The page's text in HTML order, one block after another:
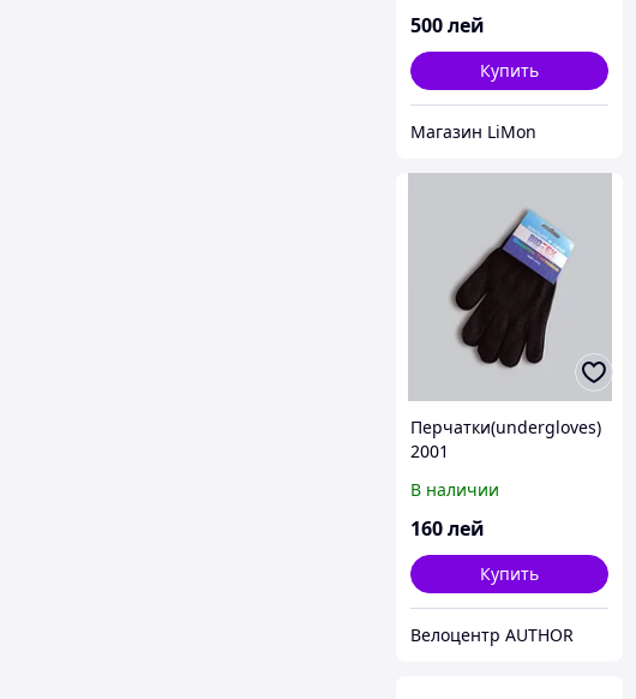
500лей
Купить
Магазин LiMon
Перчатки(undergloves)
2001
В наличии
160лей
Купить
Велоцентр AUTHOR